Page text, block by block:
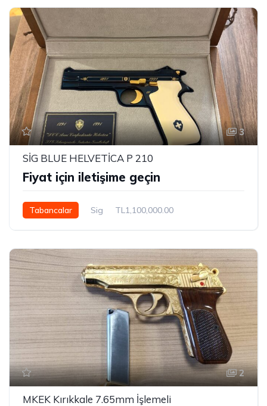
3
SİG BLUE HELVETİCA P 210
Fiyat için iletişime geçin
Tabancalar Sig TL1,100,000.00
2
MKEK Kırıkkale 7.65mm İşlemeli